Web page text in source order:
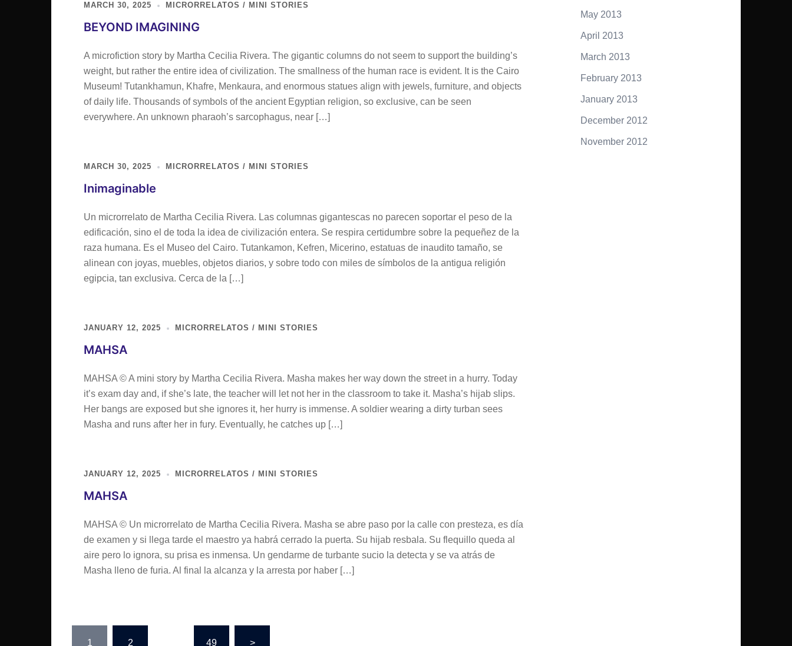
MARCH 30, 2025 MICRORRELATOS / MINI STORIES
BEYOND IMAGINING
A microfiction story by Martha Cecilia Rivera. The gigantic columns do not seem to support the building’s
weight, but rather the entire idea of civilization. The smallness of the human race is evident. It is the Cairo
Museum! Tutankhamun, Khafre, Menkaura, and enormous statues align with jewels, furniture, and objects
of daily life. Thousands of symbols of the ancient Egyptian religion, so exclusive, can be seen
everywhere. An unknown pharaoh’s sarcophagus, near […]
MARCH 30, 2025 MICRORRELATOS / MINI STORIES
Inimaginable
Un microrrelato de Martha Cecilia Rivera. Las columnas gigantescas no parecen soportar el peso de la
edificación, sino el de toda la idea de civilización entera. Se respira certidumbre sobre la pequeñez de la
raza humana. Es el Museo del Cairo. Tutankamon, Kefren, Micerino, estatuas de inaudito tamaño, se
alinean con joyas, muebles, objetos diarios, y sobre todo con miles de símbolos de la antigua religión
egipcia, tan exclusiva. Cerca de la […]
JANUARY 12, 2025 MICRORRELATOS / MINI STORIES
MAHSA
MAHSA © A mini story by Martha Cecilia Rivera. Masha makes her way down the street in a hurry. Today
it’s exam day and, if she’s late, the teacher will let not her in the classroom to take it. Masha’s hijab slips.
Her bangs are exposed but she ignores it, her hurry is immense. A soldier wearing a dirty turban sees
Masha and runs after her in fury. Eventually, he catches up […]
JANUARY 12, 2025 MICRORRELATOS / MINI STORIES
MAHSA
MAHSA © Un microrrelato de Martha Cecilia Rivera. Masha se abre paso por la calle con presteza, es día
de examen y si llega tarde el maestro ya habrá cerrado la puerta. Su hijab resbala. Su flequillo queda al
aire pero lo ignora, su prisa es inmensa. Un gendarme de turbante sucio la detecta y se va atrás de
Masha lleno de furia. Al final la alcanza y la arresta por haber […]
Posts
1 2 49 >
May 2013
April 2013
March 2013
February 2013
January 2013
December 2012
November 2012